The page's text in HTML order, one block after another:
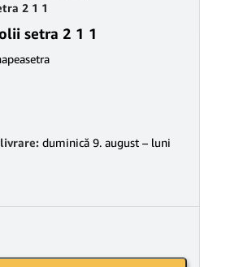
2 1 1
setra 2 1 1
duminică 9. august – luni